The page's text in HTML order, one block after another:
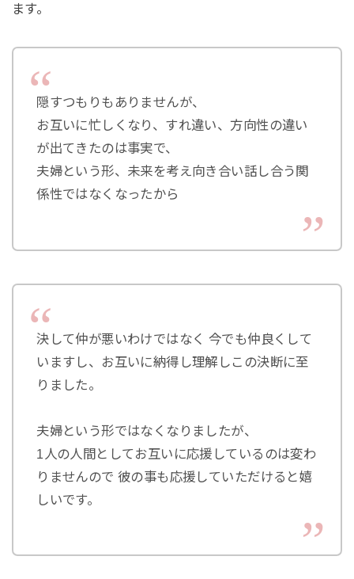
ます。
隠すつもりもありませんが、
お互いに忙しくなり、すれ違い、方向性の違い
が出てきたのは事実で、
夫婦という形、未来を考え向き合い話し合う関
係性ではなくなったから
決して仲が悪いわけではなく 今でも仲良くして
いますし、お互いに納得し理解しこの決断に至
りました。
夫婦という形ではなくなりましたが、
1人の人間としてお互いに応援しているのは変わ
りませんので 彼の事も応援していただけると嬉
しいです。